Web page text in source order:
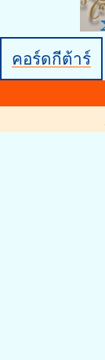
คอร์ดกีต้าร์